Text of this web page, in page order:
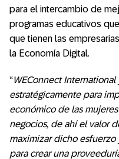
para el intercambio de
programas educativos
que tienen las
la Economía Digital.
“WEConnect
estratégicamente para
económico de las
negocios, de ahí el valor
maximizar dicho esfuerzo
para crear una